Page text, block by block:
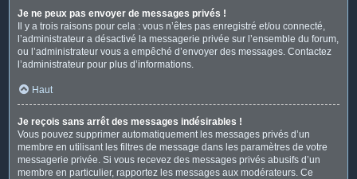
Je ne peux pas envoyer de messages privés !
Il y a trois raisons pour cela : vous n’êtes pas enregistré et/ou connecté,
l’administrateur a désactivé la messagerie privée sur l’ensemble du forum,
ou l’administrateur vous a empêché d’envoyer des messages. Contactez
l’administrateur pour plus d’informations.
Haut
Je reçois sans arrêt des messages indésirables !
Vous pouvez supprimer automatiquement les messages privés d’un
membre en utilisant les filtres de message dans les paramètres de votre
messagerie privée. Si vous recevez des messages privés abusifs d’un
membre en particulier, rapportez les messages aux modérateurs. Ce